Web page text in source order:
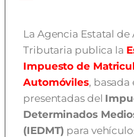
La Agencia Estatal
Tributaria publica la
Impuesto de
Automóviles, basada
presentadas del
Determinados
(IEDMT) para